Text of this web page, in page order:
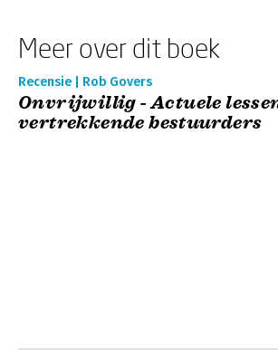
Meer over dit boek
Recensie | Rob Govers
Onvrijwillig - Actuele
vertrekkende bestuurders